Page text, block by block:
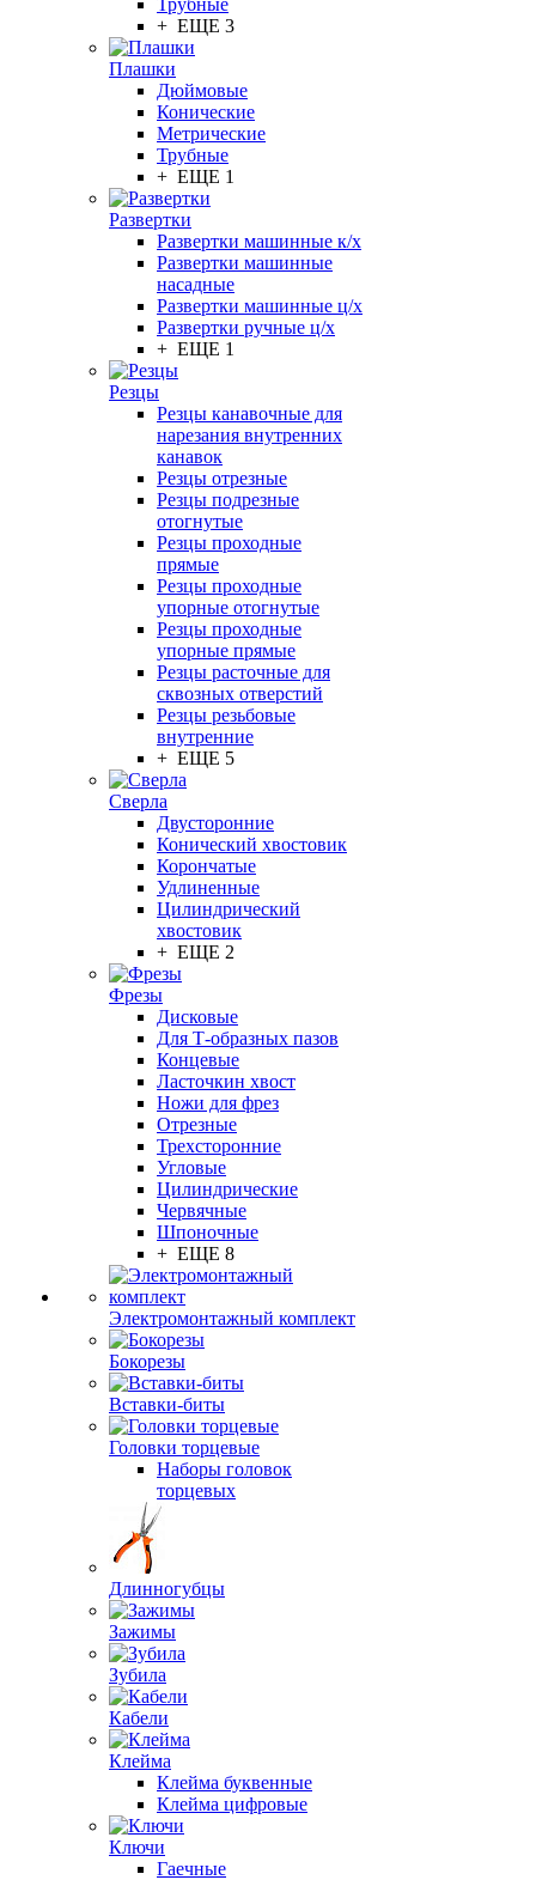
Трубные
+ ЕЩЕ 3
Плашки
Дюймовые
Конические
Метрические
Трубные
+ ЕЩЕ 1
Развертки
Развертки машинные к/х
Развертки машинные
насадные
Развертки машинные ц/х
Развертки ручные ц/х
+ ЕЩЕ 1
Резцы
Резцы канавочные для
нарезания внутренних
канавок
Резцы отрезные
Резцы подрезные
отогнутые
Резцы проходные
прямые
Резцы проходные
упорные отогнутые
Резцы проходные
упорные прямые
Резцы расточные для
сквозных отверстий
Резцы резьбовые
внутренние
+ ЕЩЕ 5
Сверла
Двусторонние
Конический хвостовик
Корончатые
Удлиненные
Цилиндрический
хвостовик
+ ЕЩЕ 2
Фрезы
Дисковые
Для Т-образных пазов
Концевые
Ласточкин хвост
Ножи для фрез
Отрезные
Трехсторонние
Угловые
Цилиндрические
Червячные
Шпоночные
+ ЕЩЕ 8
Электромонтажный комплект
Бокорезы
Вставки-биты
Головки торцевые
Наборы головок
торцевых
Длинногубцы
Зажимы
Зубила
Кабели
Клейма
Клейма буквенные
Клейма цифровые
Ключи
Гаечные